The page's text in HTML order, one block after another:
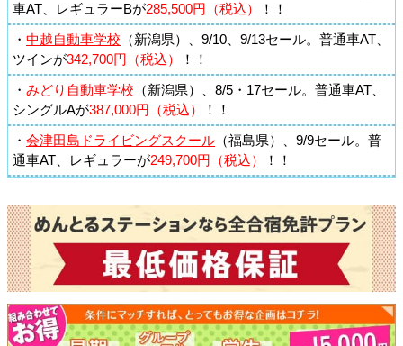
車AT、レギュラーBが285,500円（税込）
！！
・ 中越自動車学校 （新潟県）、9/10、9/13セール。普通車AT、
ツインが342,700円（税込）
！！
・ みどり自動車学校 （新潟県）、8/5・17セール。普通車AT、
シングルAが387,000円（税込）
！！
・ 会津田島ドライビングスクール （福島県）、9/9セール。普
通車AT、レギュラーが249,700円（税込） ！！